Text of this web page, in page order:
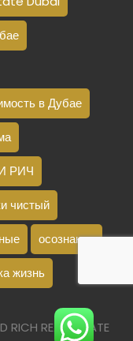
в Дубае
РИЧ
чистый
осознание
жизнь
REAL ESTATE